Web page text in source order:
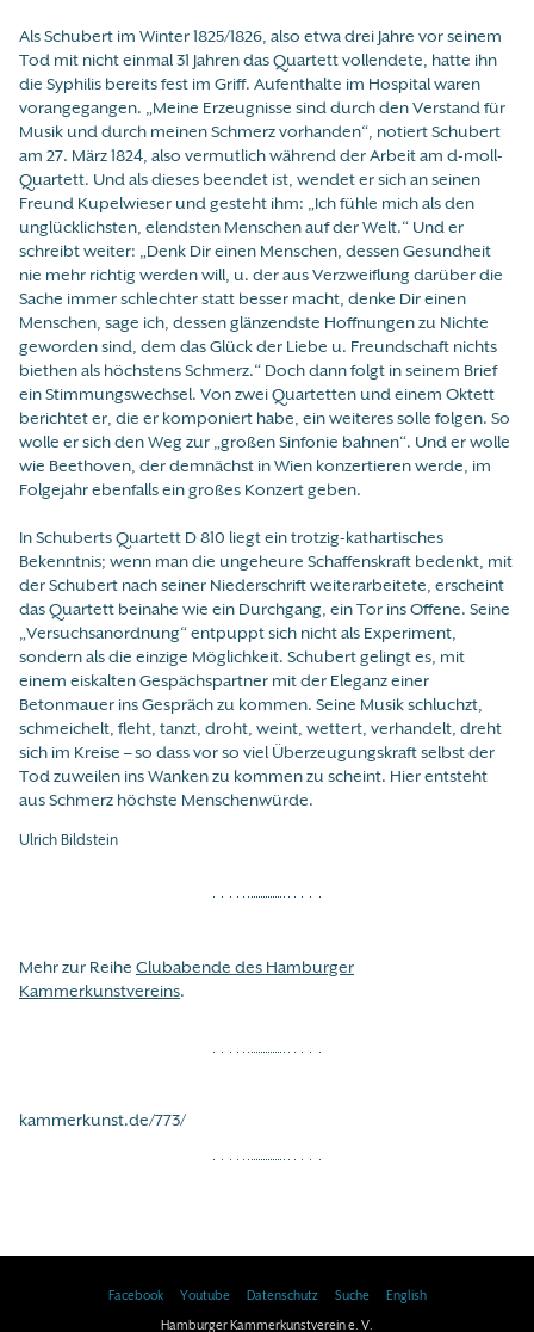
Als Schubert im Winter 1825/1826, also etwa drei Jahre vor seinem
Tod mit nicht einmal 31 Jahren das Quartett vollendete, hatte ihn
die Syphilis bereits fest im Griff. Aufenthalte im Hospital waren
vorangegangen. „Meine Erzeugnisse sind durch den Verstand für
Musik und durch meinen Schmerz vorhanden“, notiert Schubert
am 27. März 1824, also vermutlich während der Arbeit am d-moll-
Quartett. Und als dieses beendet ist, wendet er sich an seinen
Freund Kupelwieser und gesteht ihm: „Ich fühle mich als den
unglücklichsten, elendsten Menschen auf der Welt.“ Und er
schreibt weiter: „Denk Dir einen Menschen, dessen Gesundheit
nie mehr richtig werden will, u. der aus Verzweiflung darüber die
Sache immer schlechter statt besser macht, denke Dir einen
Menschen, sage ich, dessen glänzendste Hoffnungen zu Nichte
geworden sind, dem das Glück der Liebe u. Freundschaft nichts
biethen als höchstens Schmerz.“ Doch dann folgt in seinem Brief
ein Stimmungswechsel. Von zwei Quartetten und einem Oktett
berichtet er, die er komponiert habe, ein weiteres solle folgen. So
wolle er sich den Weg zur „großen Sinfonie bahnen“. Und er wolle
wie Beethoven, der demnächst in Wien konzertieren werde, im
Folgejahr ebenfalls ein großes Konzert geben.
In Schuberts Quartett D 810 liegt ein trotzig-kathartisches
Bekenntnis; wenn man die ungeheure Schaffenskraft bedenkt, mit
der Schubert nach seiner Niederschrift weiterarbeitete, erscheint
das Quartett beinahe wie ein Durchgang, ein Tor ins Offene. Seine
„Versuchsanordnung“ entpuppt sich nicht als Experiment,
sondern als die einzige Möglichkeit. Schubert gelingt es, mit
einem eiskalten Gespächspartner mit der Eleganz einer
Betonmauer ins Gespräch zu kommen. Seine Musik schluchzt,
schmeichelt, fleht, tanzt, droht, weint, wettert, verhandelt, dreht
sich im Kreise – so dass vor so viel Überzeugungskraft selbst der
Tod zuweilen ins Wanken zu kommen zu scheint. Hier entsteht
aus Schmerz höchste Menschenwürde.
Ulrich Bildstein
Mehr zur Reihe Clubabende des Hamburger
Kammerkunstvereins.
kammerkunst.de/773/
Facebook Youtube Datenschutz Suche
English
Hamburger Kammerkunstverein e. V.